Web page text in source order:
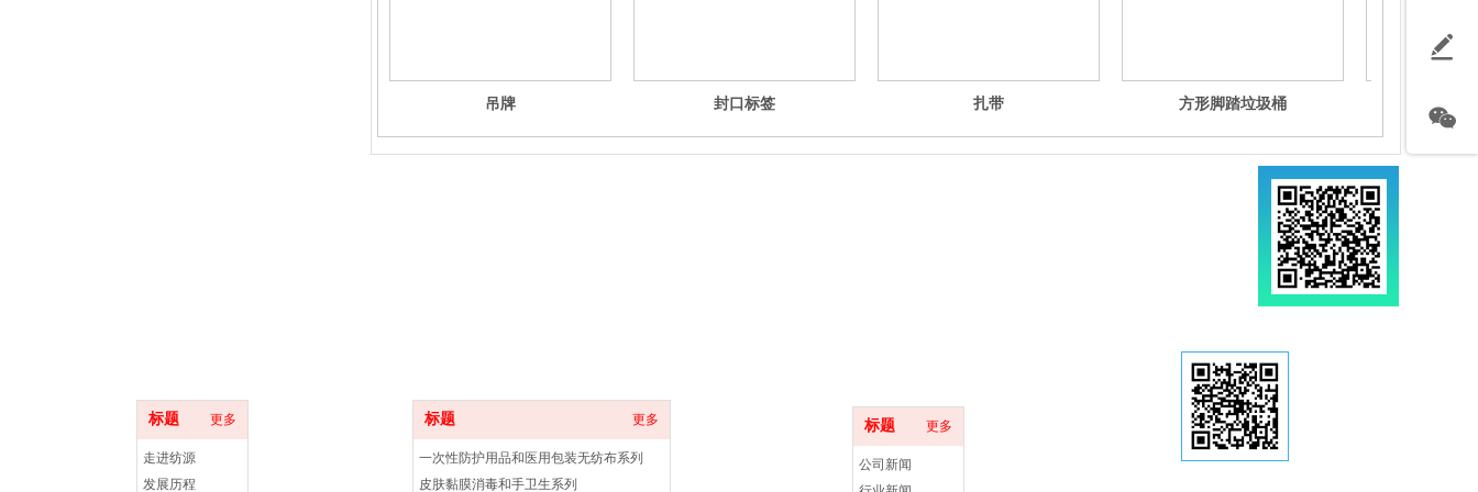
吊牌 封口标签 扎带 方形脚踏垃圾桶 平口垃圾袋
标题 更多
走进纺源
发展历程
标题 更多
一次性防护用品和医用包装无纺布系列
皮肤黏膜消毒和手卫生系列
标题 更多
公司新闻